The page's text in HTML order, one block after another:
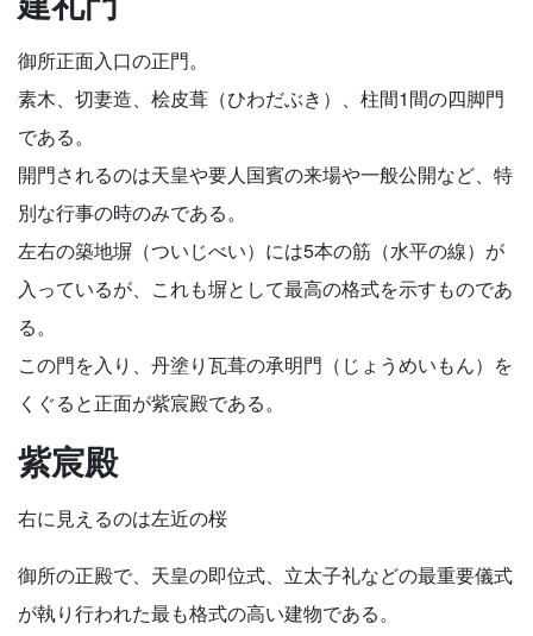
御所正面入口の正門。
素木、切妻造、桧皮葺（ひわだぶき）、柱間1間の四脚門
である。
開門されるのは天皇や要人国賓の来場や一般公開など、特
別な行事の時のみである。
左右の築地塀（ついじべい）には5本の筋（水平の線）が
入っているが、これも塀として最高の格式を示すものであ
る。
この門を入り、丹塗り瓦葺の承明門（じょうめいもん）を
くぐると正面が紫宸殿である。
紫宸殿
右に見えるのは左近の桜
御所の正殿で、天皇の即位式、立太子礼などの最重要儀式
が執り行われた最も格式の高い建物である。